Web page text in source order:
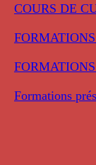
COURS DE
Formations